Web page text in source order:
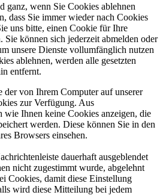
ganz, wenn Sie Cookies ablehnen
dass Sie immer wieder nach Cookies
uns bitte, einen Cookie für Ihre
Sie können sich jederzeit abmelden oder
unsere Dienste vollumfänglich nutzen
ablehnen, werden alle gesetzten
entfernt.
der von Ihrem Computer auf unserer
zur Verfügung. Aus
wie Ihnen keine Cookies anzeigen, die
werden. Diese können Sie in den
Browsers einsehen.
dauerhaft ausgeblendet
nicht zugestimmt wurde, abgelehnt
Cookies, damit diese Einstellung
wird diese Mitteilung bei jedem